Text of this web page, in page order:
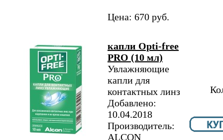
Цена: 670 руб.
капли Opti-free
PRO (10 мл)
Увлажняющие
капли для
контактных линз
Добавлено:
10.04.2018
Производитель:
ALCON